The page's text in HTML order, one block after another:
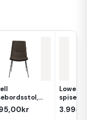
læder
Lowell
sort